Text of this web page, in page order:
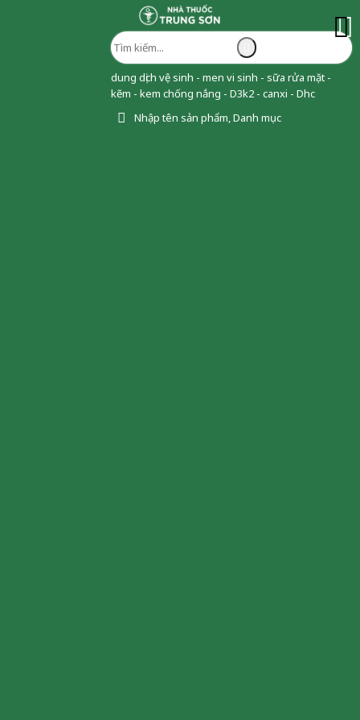
dung dịch vệ sinh - men vi sinh - sữa rửa mặt -
kẽm - kem chống nắng - D3k2 - canxi - Dhc
Nhập tên sản phẩm, Danh mục